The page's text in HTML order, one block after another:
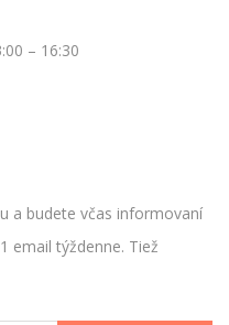
– 16:30
a budete včas informovaní
email týždenne. Tiež